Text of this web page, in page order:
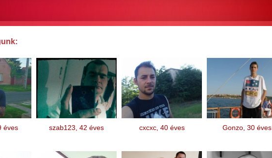
éves szab123, 42 éves cxcxc, 40 éves Gonzo, 30 éves